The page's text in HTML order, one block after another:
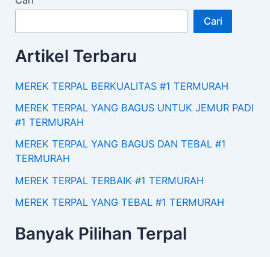
Cari
Artikel Terbaru
MEREK TERPAL BERKUALITAS #1 TERMURAH
MEREK TERPAL YANG BAGUS UNTUK JEMUR PADI
#1 TERMURAH
MEREK TERPAL YANG BAGUS DAN TEBAL #1
TERMURAH
MEREK TERPAL TERBAIK #1 TERMURAH
MEREK TERPAL YANG TEBAL #1 TERMURAH
Banyak Pilihan Terpal